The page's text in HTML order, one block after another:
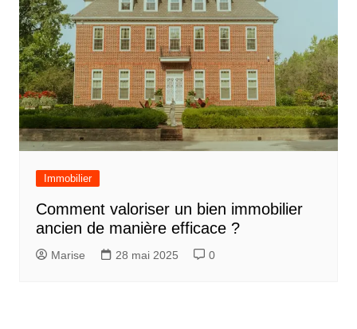
Immobilier
Comment valoriser un bien immobilier
ancien de manière efficace ?
Marise 28 mai 2025 0